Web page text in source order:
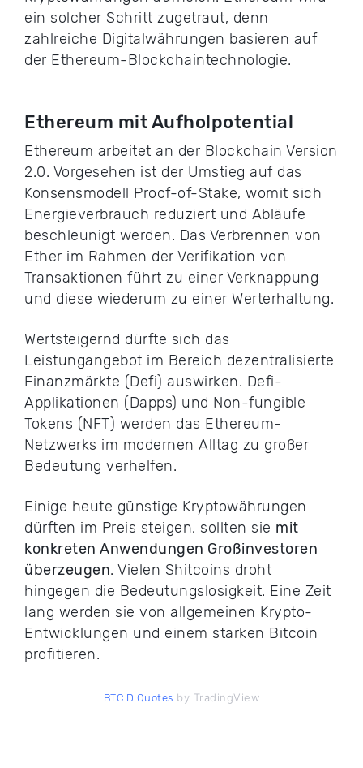
ein solcher Schritt zugetraut, denn
zahlreiche Digitalwährungen basieren auf
der Ethereum-Blockchaintechnologie.
Ethereum mit Aufholpotential
Ethereum arbeitet an der Blockchain Version
2.0. Vorgesehen ist der Umstieg auf das
Konsensmodell Proof-of-Stake, womit sich
Energieverbrauch reduziert und Abläufe
beschleunigt werden. Das Verbrennen von
Ether im Rahmen der Verifikation von
Transaktionen führt zu einer Verknappung
und diese wiederum zu einer Werterhaltung.
Wertsteigernd dürfte sich das
Leistungangebot im Bereich dezentralisierte
Finanzmärkte (Defi) auswirken. Defi-
Applikationen (Dapps) und Non-fungible
Tokens (NFT) werden das Ethereum-
Netzwerks im modernen Alltag zu großer
Bedeutung verhelfen.
Einige heute günstige Kryptowährungen
dürften im Preis steigen, sollten sie mit
konkreten Anwendungen Großinvestoren
überzeugen. Vielen Shitcoins droht
hingegen die Bedeutungslosigkeit. Eine Zeit
lang werden sie von allgemeinen Krypto-
Entwicklungen und einem starken Bitcoin
profitieren.
BTC.D Quotes by TradingView